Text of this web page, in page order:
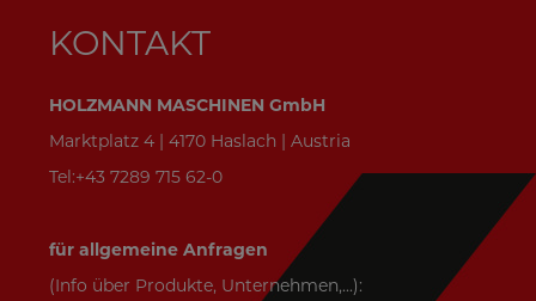
KONTAKT
HOLZMANN MASCHINEN GmbH
Marktplatz 4 | 4170 Haslach | Austria
Tel:+43 7289 715 62-0
für allgemeine Anfragen
(Info über Produkte, Unternehmen,...):